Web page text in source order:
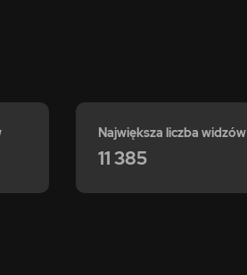
Największa liczba widzów
11 385